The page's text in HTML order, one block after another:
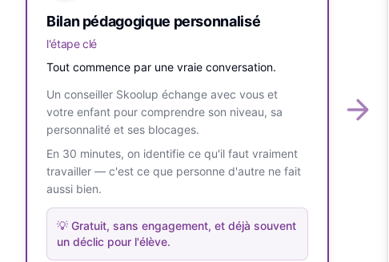
Bilan pédagogique personnalisé
l'étape clé
Tout commence par une vraie conversation.
Un conseiller Skoolup échange avec vous et
votre enfant pour comprendre son niveau, sa
personnalité et ses blocages.
En 30 minutes, on identifie ce qu'il faut vraiment
travailler — c'est ce que personne d'autre ne fait
aussi bien.
💡 Gratuit, sans engagement, et déjà souvent
un déclic pour l'élève.